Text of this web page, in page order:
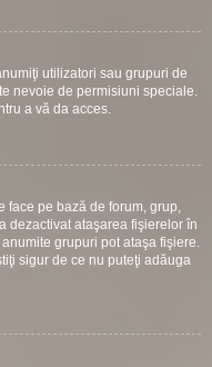
utilizatori sau grupuri de
nevoie de permisiuni speciale.
a vă da acces.
face pe bază de forum, grup,
dezactivat ataşarea fişierelor în
grupuri pot ataşa fişiere.
sigur de ce nu puteţi adăuga